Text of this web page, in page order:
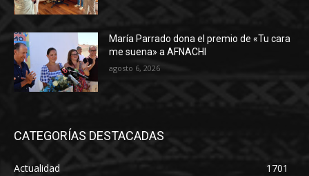
María Parrado dona el premio de «Tu cara
me suena» a AFNACHI
agosto 6, 2026
CATEGORÍAS DESTACADAS
Actualidad
1701